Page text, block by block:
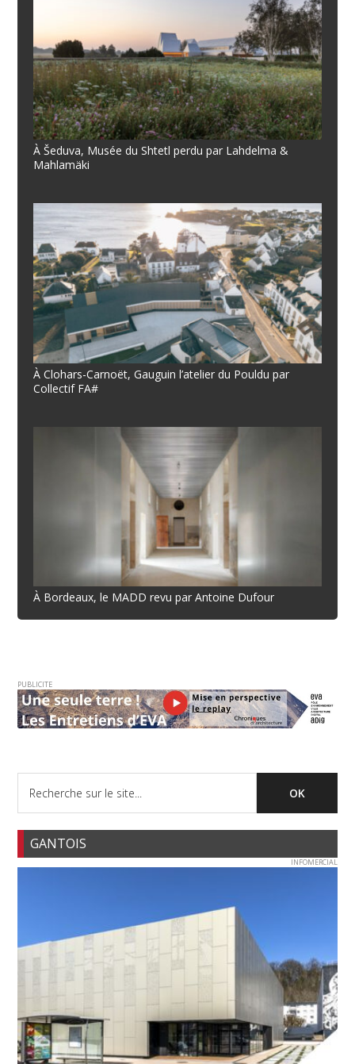
À Šeduva, Musée du Shtetl perdu par Lahdelma &
Mahlamäki
À Clohars-Carnoët, Gauguin l’atelier du Pouldu par
Collectif FA#
À Bordeaux, le MADD revu par Antoine Dufour
PUBLICITE
GANTOIS
INFOMERCIAL